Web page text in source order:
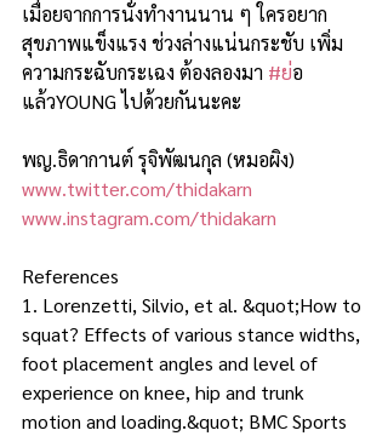
เมื่อยจากการนั่งทำงานนาน ๆ ใครอยาก
สุขภาพแข็งแรง ช่วงล่างแน่นกระชับ เพิ่ม
ความกระฉับกระเฉง ต้องลองมา #ย่อ
แล้วYOUNG ไปด้วยกันนะคะ
พญ.ธิดากานต์ รุจิพัฒนกุล (หมอผิง)
www.twitter.com/thidakarn
www.instagram.com/thidakarn
References
1. Lorenzetti, Silvio, et al. &quot;How to
squat? Effects of various stance widths,
foot placement angles and level of
experience on knee, hip and trunk
motion and loading.&quot; BMC Sports